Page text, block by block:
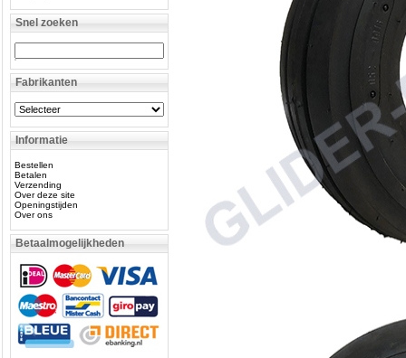
Snel zoeken
Fabrikanten
Informatie
Bestellen
Betalen
Verzending
Over deze site
Openingstijden
Over ons
Betaalmogelijkheden